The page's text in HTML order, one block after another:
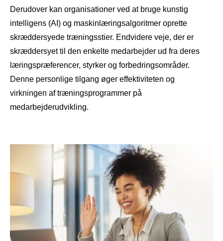
Derudover kan organisationer ved at bruge kunstig
intelligens (AI) og maskinlæringsalgoritmer oprette
skræddersyede træningsstier. Endvidere veje, der er
skræddersyet til den enkelte medarbejder ud fra deres
læringspræferencer, styrker og forbedringsområder.
Denne personlige tilgang øger effektiviteten og
virkningen af ​​træningsprogrammer på
medarbejderudvikling.